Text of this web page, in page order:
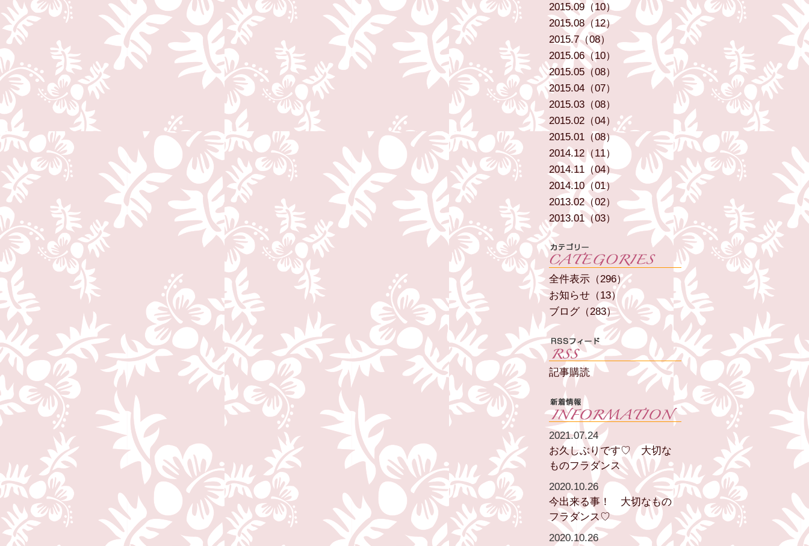
2015.09（10）
2015.08（12）
2015.7（08）
2015.06（10）
2015.05（08）
2015.04（07）
2015.03（08）
2015.02（04）
2015.01（08）
2014.12（11）
2014.11（04）
2014.10（01）
2013.02（02）
2013.01（03）
全件表示（296）
お知らせ（13）
ブログ（283）
記事購読
2021.07.24
お久しぶりです♡ 大切な
ものフラダンス
2020.10.26
今出来る事！ 大切なもの
フラダンス♡
2020.10.26